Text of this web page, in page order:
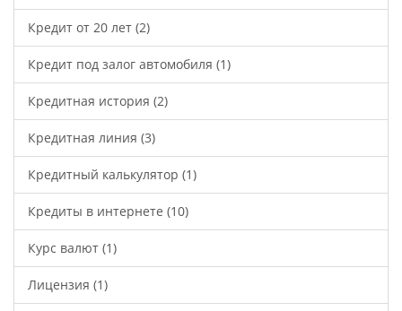
Кредит от 20 лет (2)
Кредит под залог автомобиля (1)
Кредитная история (2)
Кредитная линия (3)
Кредитный калькулятор (1)
Кредиты в интернете (10)
Курс валют (1)
Лицензия (1)